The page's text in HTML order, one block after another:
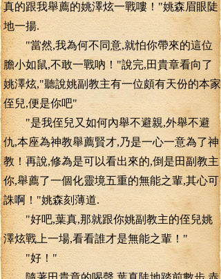
真的跟我舉薦的姚澤炫一戰嘍！"姚森眉眼陡
地一揚.
"當然,我為何不同意,就怕你帶來的這位
膽小如鼠,不敢一戰吶！"說完,田貴章看向了
姚澤炫,"聽說姚副教主有一位頗有天份的本家
侄兒,便是你吧"
"是我侄兒又如何內舉不避親,外舉不避
仇,本座為神教舉薦賢才,乃是一心一意為了神
教！再說,修為是可以看出來的,倒是田副教主
你,舉薦了一個化靈境五重的無能之輩,其心可
誅啊！"姚森刻薄道.
"好吧,葉真,那就跟你姚副教主的侄兒姚
澤炫戰上一場,看看誰才是無能之輩！"
"好！"